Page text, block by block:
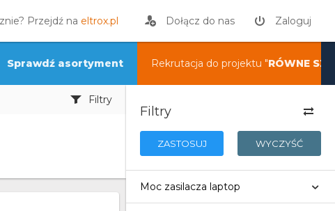
Przejdź na eltrox.pl Dołącz do nas Zaloguj
Sprawdź asortyment Rekrutacja do projektu "RÓWNE
Filtry
Filtry
ZASTOSUJ WYCZYŚĆ
Moc zasilacza laptop